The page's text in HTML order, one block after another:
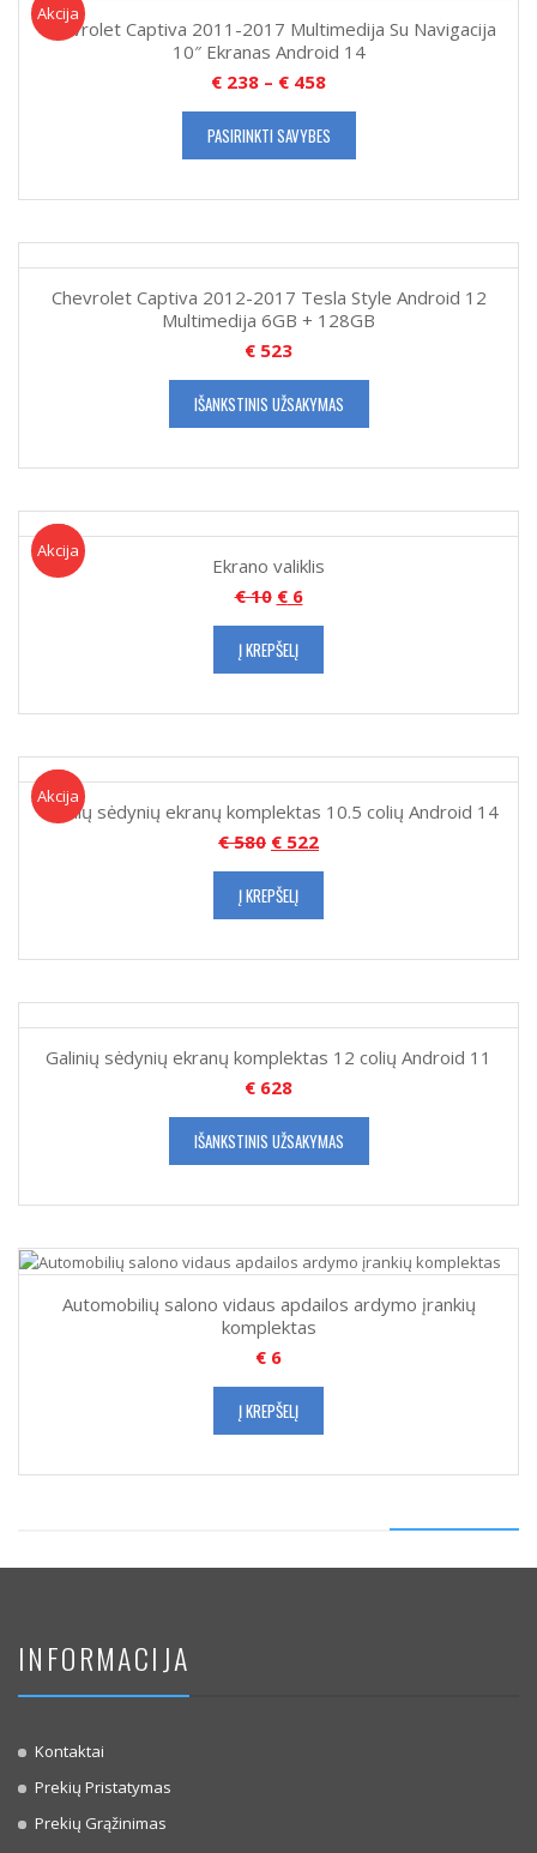
Akcija
Akcija!
Chevrolet Captiva 2011-2017 Multimedija Su Navigacija
10″ Ekranas Android 14
€ 238 – € 458
PASIRINKTI SAVYBES
Chevrolet Captiva 2012-2017 Tesla Style Android 12
Multimedija 6GB + 128GB
€ 523
IŠANKSTINIS UŽSAKYMAS
Akcija
Akcija!
Ekrano valiklis
€10 €6
Į KREPŠELĮ
Akcija
Akcija!
Galinių sėdynių ekranų komplektas 10.5 colių Android 14
€580 € 522
Į KREPŠELĮ
Galinių sėdynių ekranų komplektas 12 colių Android 11
€ 628
IŠANKSTINIS UŽSAKYMAS
Automobilių salono vidaus apdailos ardymo įrankių
komplektas
€ 6
Į KREPŠELĮ
INFORMACIJA
Kontaktai
Prekių Pristatymas
Prekių Grąžinimas